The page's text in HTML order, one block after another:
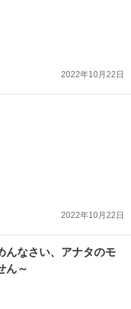
2022年10月22日
2022年10月22日
んなさい、アナタのモ
ん～